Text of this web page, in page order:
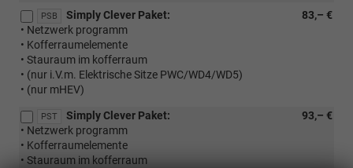
PSB 83,– €
Simply Clever Paket:
• Netzwerk programm
• Kofferraumelemente
• Stauraum im kofferraum
• (nur i.V.m. Elektrische Sitze PWC/WD4/WD5)
• (nur mHEV)
PST 93,– €
Simply Clever Paket:
• Netzwerk programm
• Kofferraumelemente
• Stauraum im kofferraum